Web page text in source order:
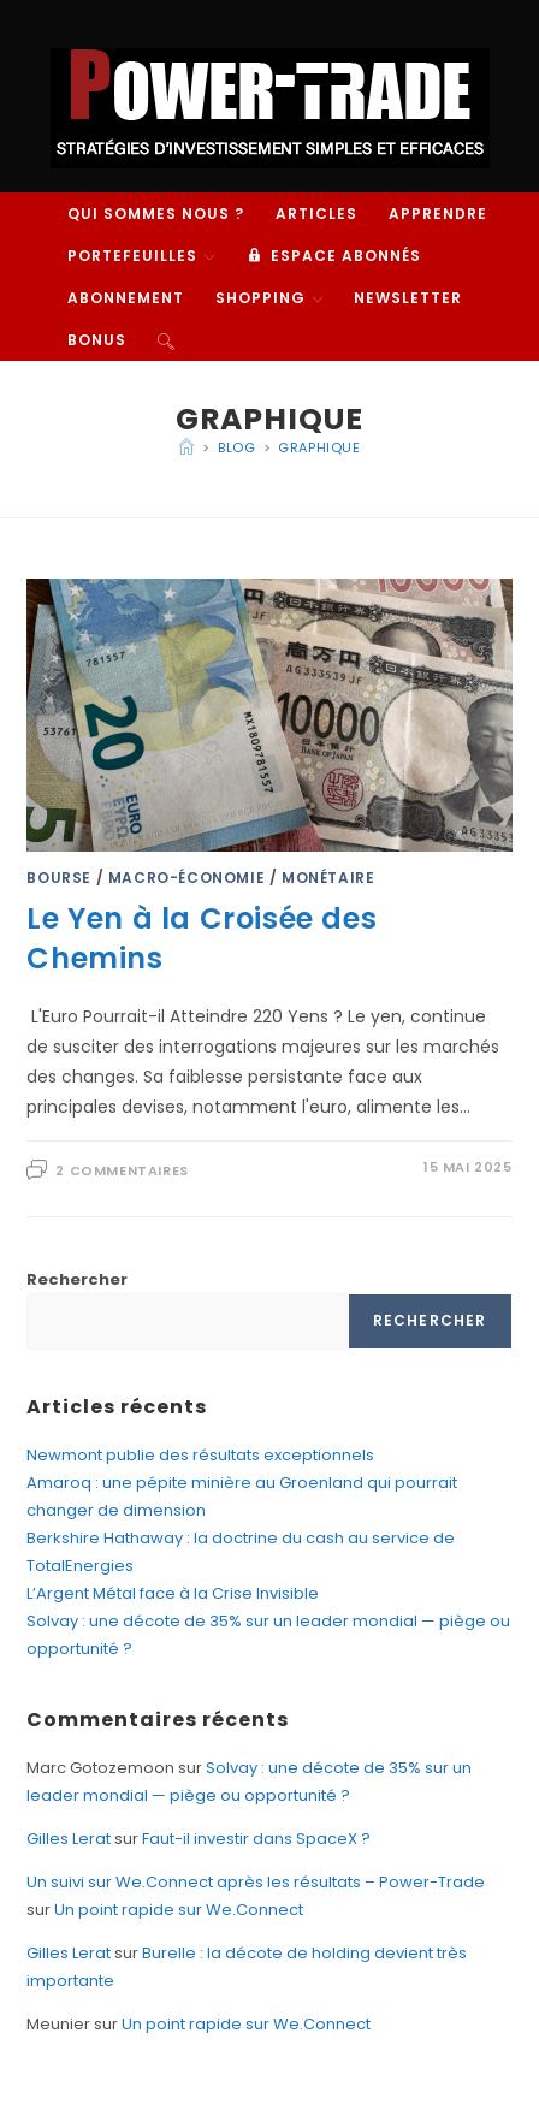
QUI SOMMES NOUS ? ARTICLES APPRENDRE
PORTEFEUILLES ESPACE ABONNÉS
ABONNEMENT SHOPPING NEWSLETTER
BONUS
GRAPHIQUE
> BLOG > GRAPHIQUE
BOURSE / MACRO-ÉCONOMIE / MONÉTAIRE
Le Yen à la Croisée des
Chemins
L'Euro Pourrait-il Atteindre 220 Yens ? Le yen, continue
de susciter des interrogations majeures sur les marchés
des changes. Sa faiblesse persistante face aux
principales devises, notamment l'euro, alimente les…
2 COMMENTAIRES 15 MAI 2025
Rechercher
RECHERCHER
Articles récents
Newmont publie des résultats exceptionnels
Amaroq : une pépite minière au Groenland qui pourrait
changer de dimension
Berkshire Hathaway : la doctrine du cash au service de
TotalEnergies
L’Argent Métal face à la Crise Invisible
Solvay : une décote de 35% sur un leader mondial — piège ou
opportunité ?
Commentaires récents
Marc Gotozemoon surSolvay : une décote de 35% sur un
leader mondial — piège ou opportunité ?
Gilles LeratsurFaut-il investir dans SpaceX ?
Un suivi sur We.Connect après les résultats – Power-Trade
surUn point rapide sur We.Connect
Gilles LeratsurBurelle : la décote de holding devient très
importante
MeuniersurUn point rapide sur We.Connect